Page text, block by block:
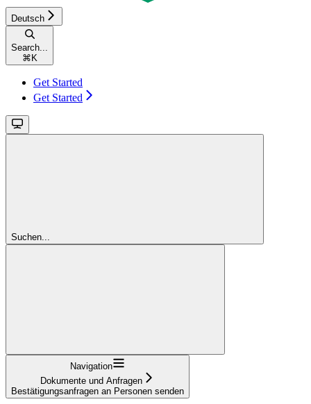
Deutsch
Search...
⌘ K
Get Started
Get Started
Suchen...
Navigation
Dokumente und Anfragen
Bestätigungsanfragen an Personen senden